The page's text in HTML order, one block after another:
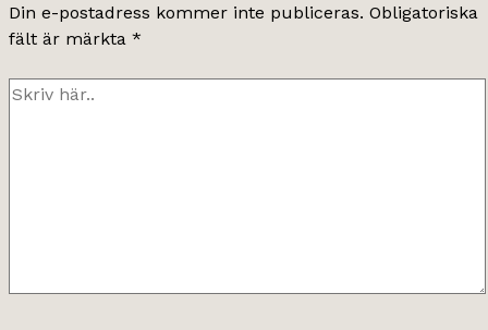
Din e-postadress kommer inte publiceras. Obligatoriska
fält är märkta *
Skriv